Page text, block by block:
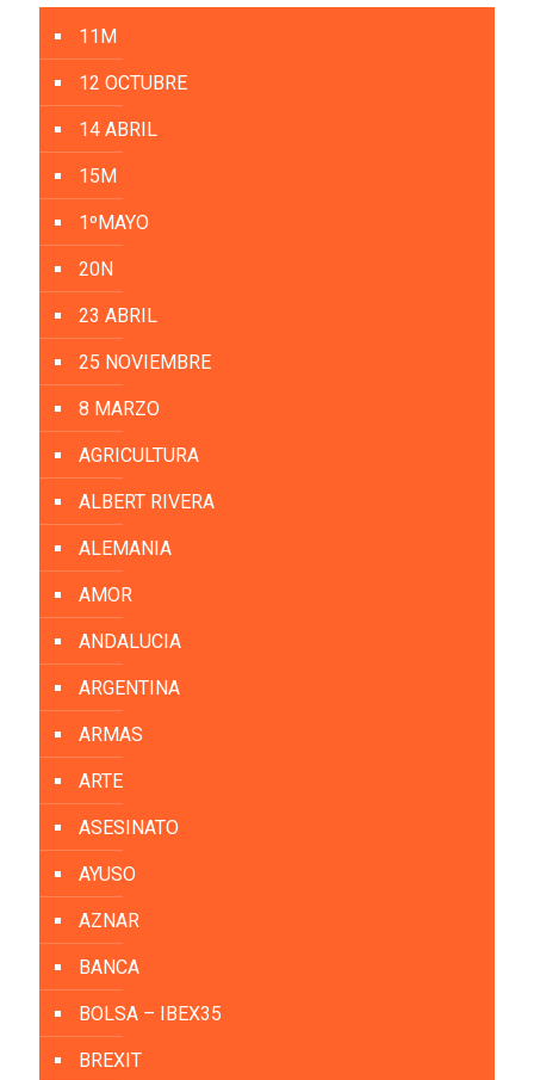
11M
12 OCTUBRE
14 ABRIL
15M
1ºMAYO
20N
23 ABRIL
25 NOVIEMBRE
8 MARZO
AGRICULTURA
ALBERT RIVERA
ALEMANIA
AMOR
ANDALUCIA
ARGENTINA
ARMAS
ARTE
ASESINATO
AYUSO
AZNAR
BANCA
BOLSA – IBEX35
BREXIT